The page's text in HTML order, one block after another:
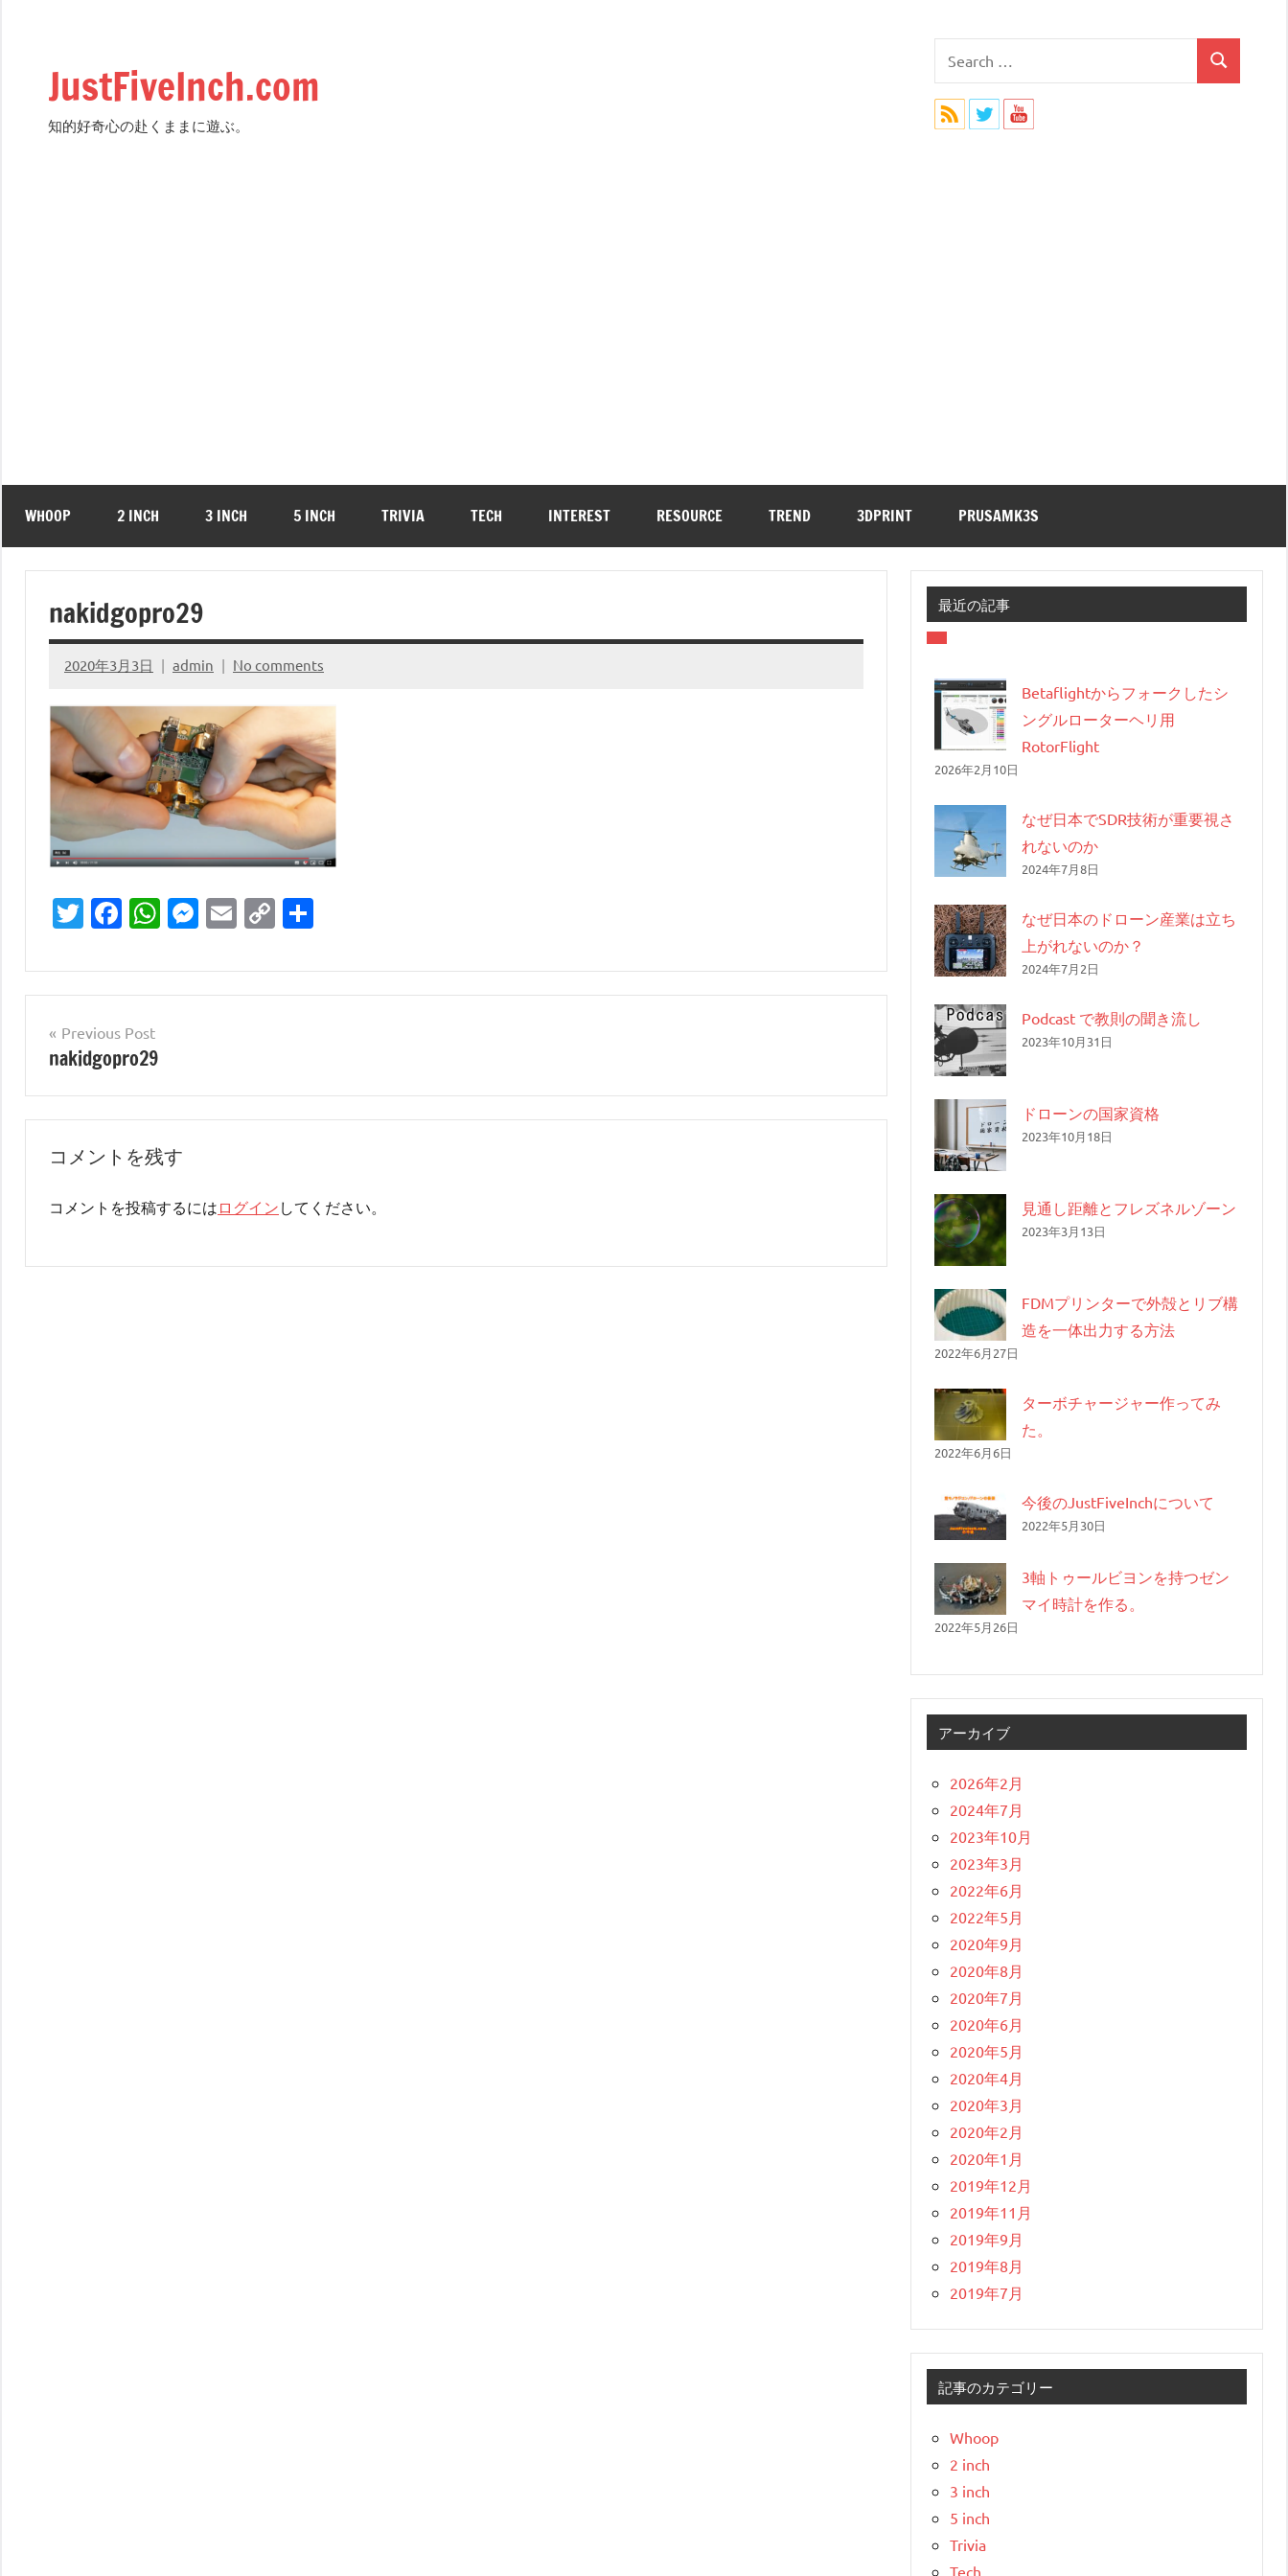
JustFiveInch.com
知的好奇心の赴くままに遊ぶ。
for:
Search
WHOOP 2 INCH 3 INCH 5 INCH TRIVIA TECH INTEREST RESOURCE TREND 3DPRINT PRUSAMK3S
nakidgopro29
2020年3月3日 admin No comments
Twitter
Facebook
WhatsApp
Messenger
Email
Copy
投
稿
ナ
ビ
ゲ
シ
Previous Post
nakidgopro29
コメントを残す
コメントを投稿するには ログイン してください。
最近の記事
Betaflightからフォークしたシ
ングルローターヘリ用
RotorFlight
2026年2月10日
なぜ日本でSDR技術が重要視さ
れないのか
2024年7月8日
なぜ日本のドローン産業は立ち
上がれないのか？
2024年7月2日
Podcast で教則の聞き流し
2023年10月31日
ドローンの国家資格
2023年10月18日
見通し距離とフレズネルゾーン
2023年3月13日
FDMプリンターで外殻とリブ構
造を一体出力する方法
2022年6月27日
ターボチャージャー作ってみ
た。
2022年6月6日
今後のJustFiveInchについて
2022年5月30日
3軸トゥールビヨンを持つゼン
マイ時計を作る。
2022年5月26日
アーカイブ
2026年2月
2024年7月
2023年10月
2023年3月
2022年6月
2022年5月
2020年9月
2020年8月
2020年7月
2020年6月
2020年5月
2020年4月
2020年3月
2020年2月
2020年1月
2019年12月
2019年11月
2019年9月
2019年8月
2019年7月
記事のカテゴリー
Whoop
2 inch
3 inch
5 inch
Trivia
Tech